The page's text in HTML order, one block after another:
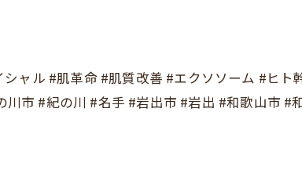
ャル #肌革命 #肌質改善 #エクソソーム #ヒト
市 #紀の川 #名手 #岩出市 #岩出 #和歌山市 #